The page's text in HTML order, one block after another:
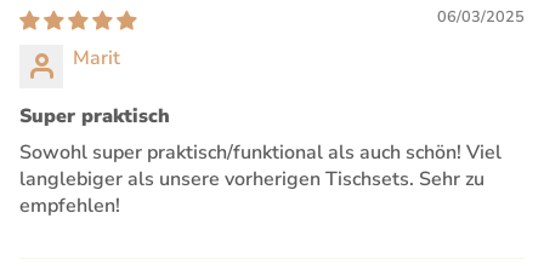
06/03/2025
Marit
Super praktisch
Sowohl super praktisch/funktional als auch schön! Viel
langlebiger als unsere vorherigen Tischsets. Sehr zu
empfehlen!